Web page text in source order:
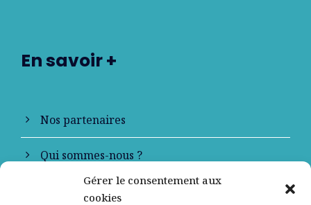
Gérer le consentement aux
cookies
En savoir +
Nos partenaires
Qui sommes-nous ?
Contactez-nous